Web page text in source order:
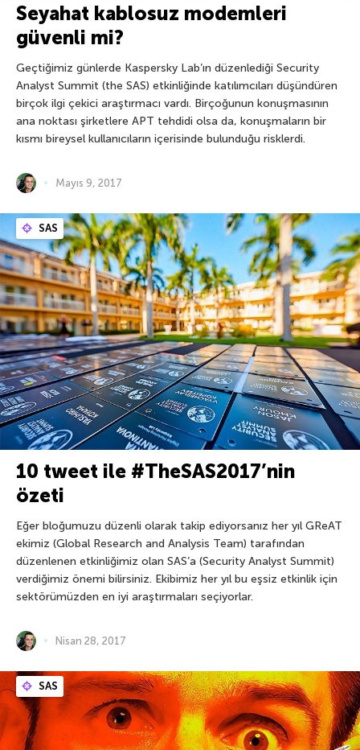
Seyahat kablosuz modemleri
güvenli mi?
Geçtiğimiz günlerde Kaspersky Lab’ın düzenlediği Security
Analyst Summit (the SAS) etkinliğinde katılımcıları düşündüren
birçok ilgi çekici araştırmacı vardı. Birçoğunun konuşmasının
ana noktası şirketlere APT tehdidi olsa da, konuşmaların bir
kısmı bireysel kullanıcıların içerisinde bulunduğu risklerdi.
Mayıs 9, 2017
SAS
10 tweet ile #TheSAS2017’nin
özeti
Eğer bloğumuzu düzenli olarak takip ediyorsanız her yıl GReAT
ekimiz (Global Research and Analysis Team) tarafından
düzenlenen etkinliğimiz olan SAS’a (Security Analyst Summit)
verdiğimiz önemi bilirsiniz. Ekibimiz her yıl bu eşsiz etkinlik için
sektörümüzden en iyi araştırmaları seçiyorlar.
Nisan 28, 2017
SAS